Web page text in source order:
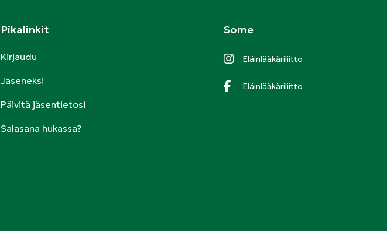
Pikalinkit
Kirjaudu
Jäseneksi
Päivitä jäsentietosi
Salasana hukassa?
Some
Eläinlääkäriliitto
Eläinlääkäriliitto